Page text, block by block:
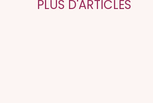
PLUS D'ARTICLES